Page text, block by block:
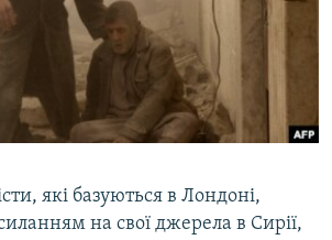
КРИМУ
які базуються в Лондоні,
на свої джерела в Сирії,